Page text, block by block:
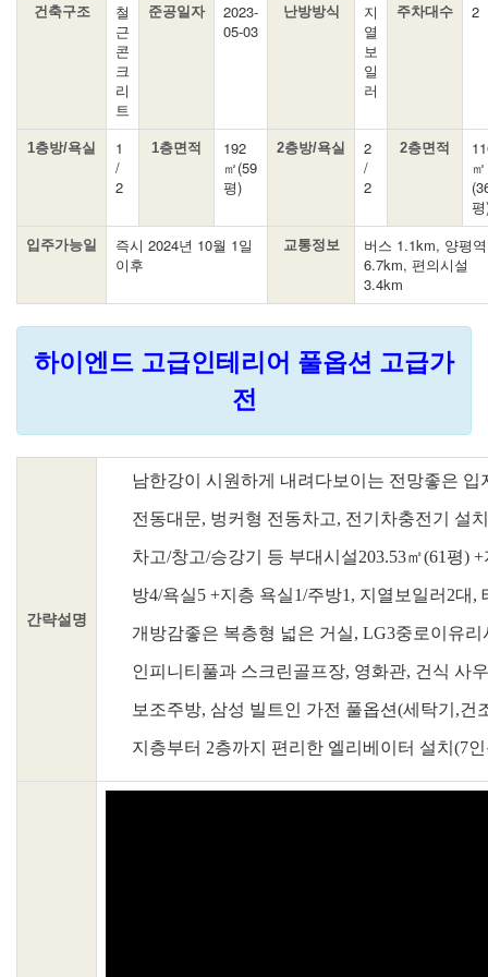
건축구조
철
근
콘
크
리
트
준공일자
2023-
05-03
난방방식
지
열
보
일
러
주차대수 2
1층방/욕실
1
/
2
1층면적
192
㎡(59
평)
2층방/욕실
2
/
2
2층면적
㎡
입주가능일
즉시 2024년 10월 1일
이후
교통정보
버스 1.1km, 양평역
6.7km, 편의시설
3.4km
하이엔드 고급인테리어 풀옵션 고급가
전
간략설명
남한강이 시원하게 내려다보이는 전망좋은
전동대문, 벙커형 전동차고, 전기차충전기 설
차고/창고/승강기 등 부대시설203.53㎡(61평)
방4/욕실5 +지층 욕실1/주방1, 지열보일러2대
개방감좋은 복층형 넓은 거실, LG3중로이유
인피니티풀과 스크린골프장, 영화관, 건식 사
보조주방, 삼성 빌트인 가전 풀옵션(세탁기,
지층부터 2층까지 편리한 엘리베이터 설치(7